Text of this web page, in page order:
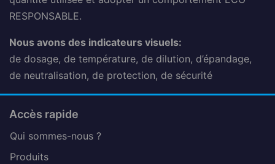
RESPONSABLE.
Nous avons des indicateurs visuels:
de dosage, de température, de dilution, d’épandage,
de neutralisation, de protection, de sécurité
Accès rapide
Qui sommes-nous ?
Produits